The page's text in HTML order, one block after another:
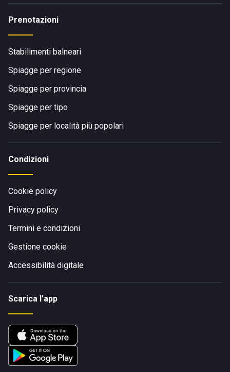
Prenotazioni
Stabilimenti balneari
Spiagge per regione
Spiagge per provincia
Spiagge per tipo
Spiagge per località più popolari
Condizioni
Cookie policy
Privacy policy
Termini e condizioni
Gestione cookie
Accessibilità digitale
Scarica l'app